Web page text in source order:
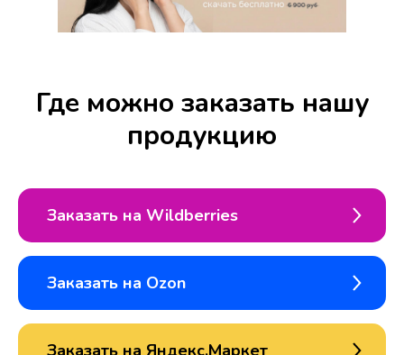
Где можно заказать нашу
продукцию
Заказать на Wildberries
Заказать на Ozon
Заказать на Яндекс.Маркет